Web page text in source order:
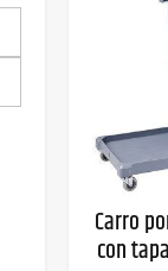
Carro
con